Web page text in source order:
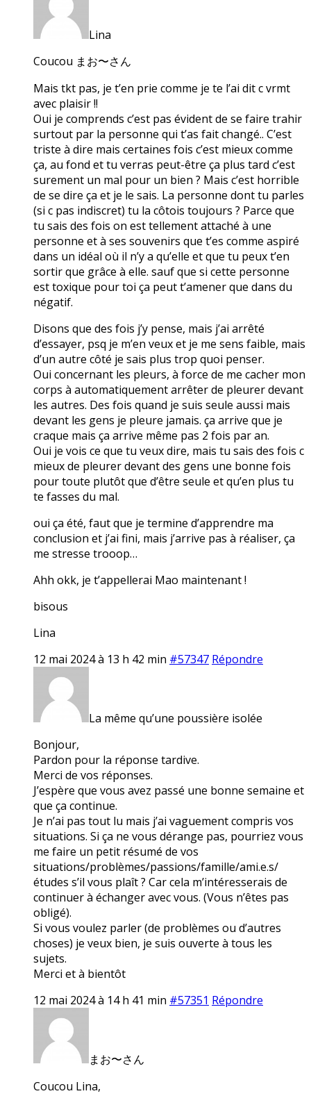
Lina
Coucou まお〜さん
Mais tkt pas, je t’en prie comme je te l’ai dit c vrmt
avec plaisir !!
Oui je comprends c’est pas évident de se faire trahir
surtout par la personne qui t’as fait changé.. C’est
triste à dire mais certaines fois c’est mieux comme
ça, au fond et tu verras peut-être ça plus tard c’est
surement un mal pour un bien ? Mais c’est horrible
de se dire ça et je le sais. La personne dont tu parles
(si c pas indiscret) tu la côtois toujours ? Parce que
tu sais des fois on est tellement attaché à une
personne et à ses souvenirs que t’es comme aspiré
dans un idéal où il n’y a qu’elle et que tu peux t’en
sortir que grâce à elle. sauf que si cette personne
est toxique pour toi ça peut t’amener que dans du
négatif.
Disons que des fois j’y pense, mais j’ai arrêté
d’essayer, psq je m’en veux et je me sens faible, mais
d’un autre côté je sais plus trop quoi penser.
Oui concernant les pleurs, à force de me cacher mon
corps à automatiquement arrêter de pleurer devant
les autres. Des fois quand je suis seule aussi mais
devant les gens je pleure jamais. ça arrive que je
craque mais ça arrive même pas 2 fois par an.
Oui je vois ce que tu veux dire, mais tu sais des fois c
mieux de pleurer devant des gens une bonne fois
pour toute plutôt que d’être seule et qu’en plus tu
te fasses du mal.
oui ça été, faut que je termine d’apprendre ma
conclusion et j’ai fini, mais j’arrive pas à réaliser, ça
me stresse trooop…
Ahh okk, je t’appellerai Mao maintenant !
bisous
Lina
12 mai 2024 à 13 h 42 min #57347 Répondre
La même qu’une poussière isolée
Bonjour,
Pardon pour la réponse tardive.
Merci de vos réponses.
J’espère que vous avez passé une bonne semaine et
que ça continue.
Je n’ai pas tout lu mais j’ai vaguement compris vos
situations. Si ça ne vous dérange pas, pourriez vous
me faire un petit résumé de vos
situations/problèmes/passions/famille/ami.e.s/
études s’il vous plaît ? Car cela m’intéresserais de
continuer à échanger avec vous. (Vous n’êtes pas
obligé).
Si vous voulez parler (de problèmes ou d’autres
choses) je veux bien, je suis ouverte à tous les
sujets.
Merci et à bientôt
12 mai 2024 à 14 h 41 min #57351 Répondre
まお〜さん
Coucou Lina,